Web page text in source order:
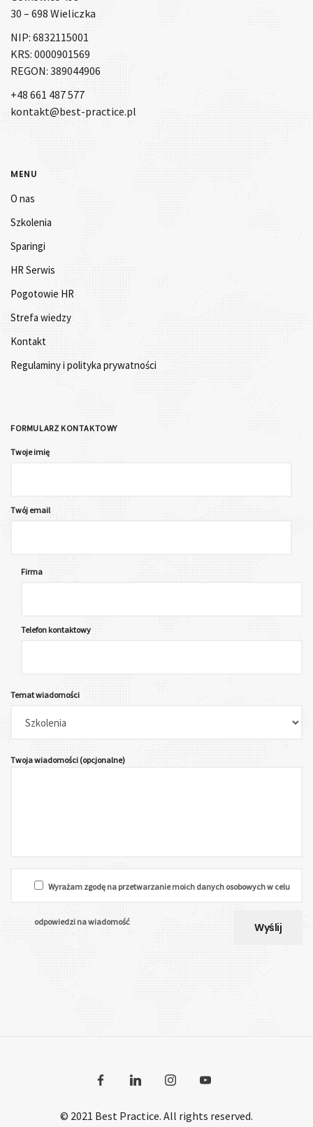
30 – 698 Wieliczka
NIP: 6832115001
KRS: 0000901569
REGON: 389044906
+48 661 487 577
kontakt@best-practice.pl
MENU
O nas
Szkolenia
Sparingi
HR Serwis
Pogotowie HR
Strefa wiedzy
Kontakt
Regulaminy i polityka prywatności
FORMULARZ KONTAKTOWY
Twoje imię
Twój email
Firma
Telefon kontaktowy
Temat wiadomości
Twoja wiadomości (opcjonalne)
Wyrażam zgodę na przetwarzanie moich danych osobowych w celu
odpowiedzi na wiadomość
© 2021 Best Practice. All rights reserved.